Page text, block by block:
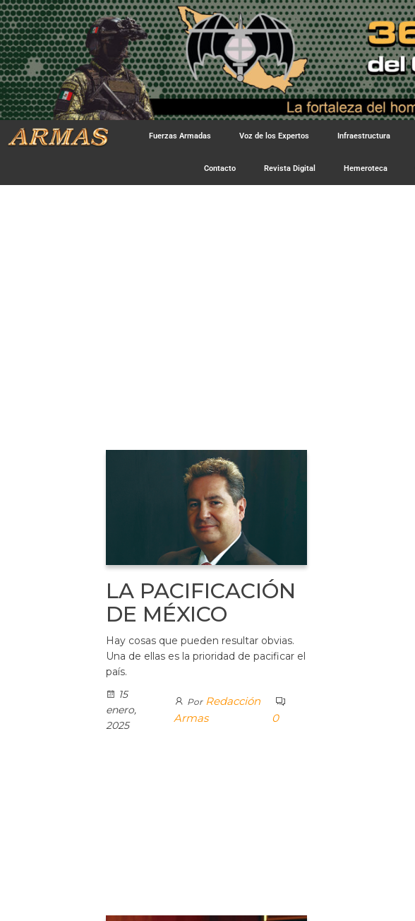
Fuerzas Armadas Voz de los Expertos Infraestructura
Contacto Revista Digital Hemeroteca
LA PACIFICACIÓN
DE MÉXICO
Hay cosas que pueden resultar obvias.
Una de ellas es la prioridad de pacificar el
país.
15
enero,
2025
Por Redacción
Armas
0